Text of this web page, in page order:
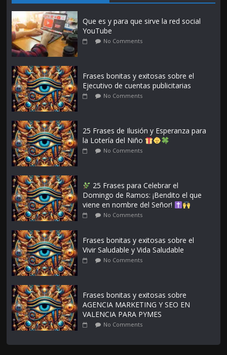
Que es y para que sirve la red social
YouTube
No Comments
Frases bonitas y exitosas sobre el
Ejecutivo de cuentas publicitarias
No Comments
25 Frases de Ilusión y Esperanza para
la Lotería del Niño
No Comments
25 Frases para Celebrar el
Domingo de Ramos: ¡Bendito el que
viene en nombre del Señor!
No Comments
Frases bonitas y exitosas sobre el
Vivir Saludable y Vida Saludable
No Comments
Frases bonitas y exitosas sobre
AGENCIA MARKETING Y SEO EN
VALENCIA PARA PYMES
No Comments